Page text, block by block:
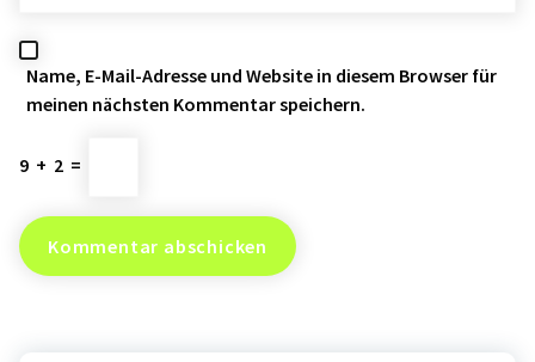
Name, E-Mail-Adresse und Website in diesem Browser für
meinen nächsten Kommentar speichern.
9 + 2 =